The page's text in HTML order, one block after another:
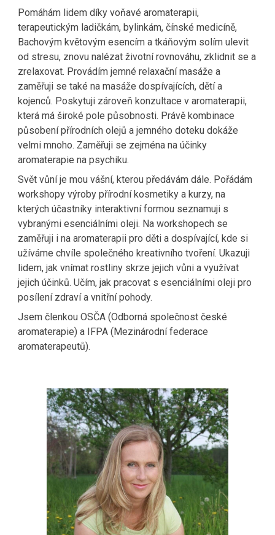
Pomáhám lidem díky voňavé aromaterapii,
terapeutickým ladičkám, bylinkám, čínské medicíně,
Bachovým květovým esencím a tkáňovým solím ulevit
od stresu, znovu nalézat životní rovnováhu, zklidnit se a
zrelaxovat. Provádím jemné relaxační masáže a
zaměřuji se také na masáže dospívajících, dětí a
kojenců. Poskytuji zároveň konzultace v aromaterapii,
která má široké pole působnosti. Právě kombinace
působení přírodních olejů a jemného doteku dokáže
velmi mnoho. Zaměřuji se zejména na účinky
aromaterapie na psychiku.
Svět vůní je mou vášní, kterou předávám dále. Pořádám
workshopy výroby přírodní kosmetiky a kurzy, na
kterých účastníky interaktivní formou seznamuji s
vybranými esenciálními oleji. Na workshopech se
zaměřuji i na aromaterapii pro děti a dospívající, kde si
užíváme chvíle společného kreativního tvoření. Ukazuji
lidem, jak vnímat rostliny skrze jejich vůni a využívat
jejich účinků. Učím, jak pracovat s esenciálními oleji pro
posílení zdraví a vnitřní pohody.
Jsem členkou OSČA (Odborná společnost české
aromaterapie) a IFPA (Mezinárodní federace
aromaterapeutů).